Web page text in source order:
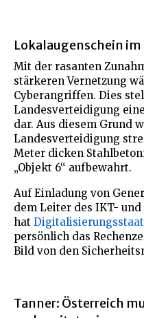
Lokalaugenschein
Mit der rasanten
stärkeren Vernetzung
Cyberangriffen. Dies
Landesverteidigung
dar. Aus diesem Grund
Landesverteidigung
Meter dicken
„Objekt 6“ aufbewahrt.
Auf Einladung von
dem Leiter des IKT-
hat
persönlich das
Bild von den
Tanner: Österreich